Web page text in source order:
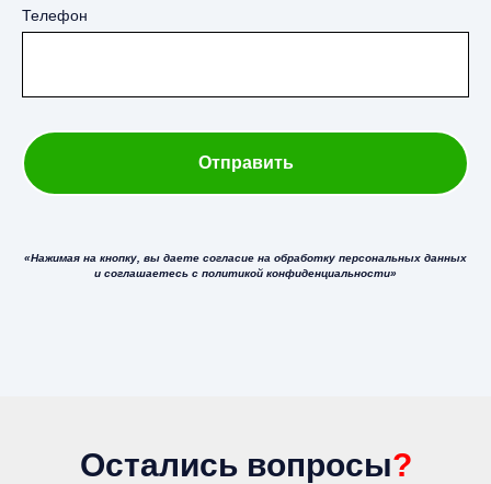
Телефон
Отправить
«Нажимая на кнопку, вы даете согласие на обработку персональных данных
и соглашаетесь c политикой конфиденциальности»
Остались вопросы?